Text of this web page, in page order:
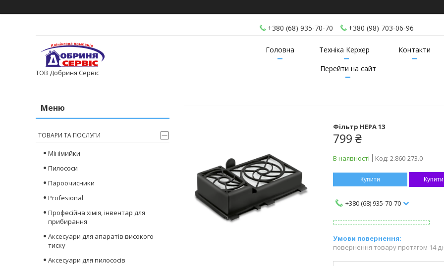
+380 (68) 935-70-70 +380 (98) 703-06-96
ТОВ Добриня Сервіс
Головна Техніка Керхер
Контакти
Перейти на сайт
Фільтр HEPA 13
799 ₴
В наявності Код: 2.860-273.0
Купити
+380 (68) 935-70-70
повернення товару протягом 14
ТОВАРИ ТА ПОСЛУГИ
Мінімийки
Пилососи
Пароочисники
Profesional
Професійна хімія, інвентар для
прибирання
Аксесуари для апаратів високого
тиску
Аксесуари для пилососів